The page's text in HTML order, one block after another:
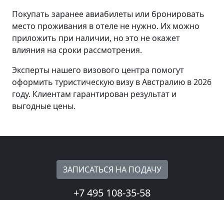
Покупать заранее авиабилеты или бронировать
место проживания в отеле не нужно. Их можно
приложить при наличии, но это не окажет
влияния на сроки рассмотрения.
Эксперты нашего визового центра помогут
оформить туристическую визу в Австралию в 2026
году. Клиентам гарантирован результат и
выгодные цены.
ЗАПИСАТЬСЯ НА ПОДАЧУ
+7 495 108-35-58